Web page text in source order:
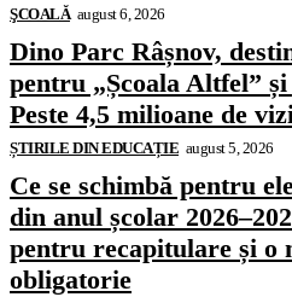
ŞCOALĂ august 6, 2026
Dino Parc Râșnov,
pentru „Școala Altfel”
Peste 4,5 milioane de
ȘTIRILE DIN EDUCAȚIE august 5, 2026
Ce se schimbă pentru
din anul școlar
pentru recapitulare și o
obligatorie